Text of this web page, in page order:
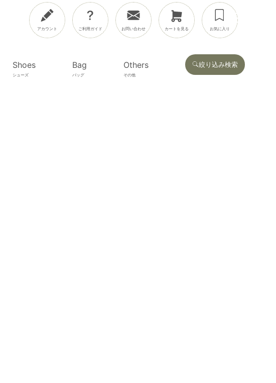
アカウント ご利用ガイド お問い合わせ カートを見る お気に入り
Shoes
シューズ
Bag
バッグ
Others
その他
絞り込み検索